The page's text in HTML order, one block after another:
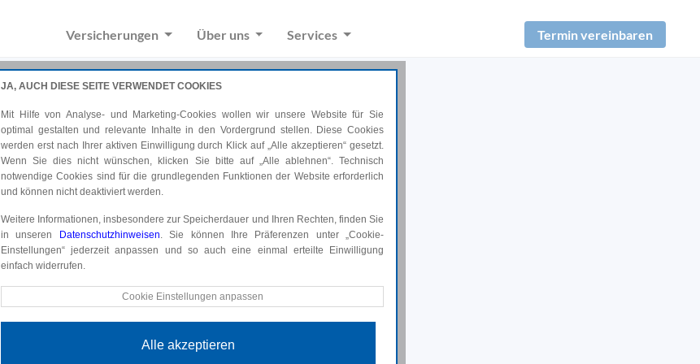
Versicherungen Über uns Services Termin vereinbaren
Referenzen
Ein Überblick all unserer Referenzen
JA, AUCH DIESE SEITE VERWENDET COOKIES
Mit Hilfe von Analyse- und Marketing-Cookies wollen wir unsere Website für Sie
optimal gestalten und relevante Inhalte in den Vordergrund stellen. Diese Cookies
werden erst nach Ihrer aktiven Einwilligung durch Klick auf „Alle akzeptieren“ gesetzt.
Wenn Sie dies nicht wünschen, klicken Sie bitte auf „Alle ablehnen“. Technisch
notwendige Cookies sind für die grundlegenden Funktionen der Website erforderlich
und können nicht deaktiviert werden.
Weitere Informationen, insbesondere zur Speicherdauer und Ihren Rechten, finden Sie
in unseren
Datenschutzhinweisen. Sie können Ihre Präferenzen unter „Cookie-
Einstellungen“ jederzeit anpassen und so auch eine einmal erteilte Einwilligung
einfach widerrufen.
Technische CookiesCookie Einstellungen anpassen
Alle akzeptieren